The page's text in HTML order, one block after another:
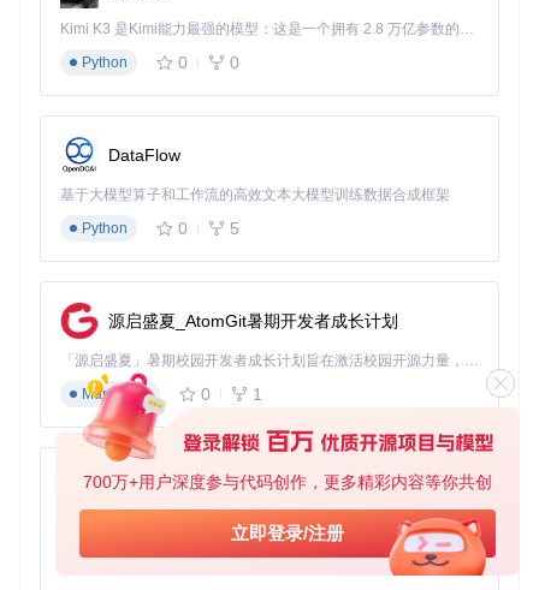
700万+用户深度参与代码创作，更多精彩内容等你共创
立即登录/注册
Kimi K3 是Kimi能力最强的模型：这是一个拥有 2.8 万亿参数的混合专家（MoE）模型，具备原生视觉理解能力，并支持 100 万 token 的上下文窗口。
Python
0 0
DataFlow
基于大模型算子和工作流的高效文本大模型训练数据合成框架
Python
0 5
源启盛夏_AtomGit暑期开发者成长计划
「源启盛夏」暑期校园开发者成长计划旨在激活校园开源力量，通过积分激励、认证扶持、资源倾斜等形式，引导高校组织和开发者完成「入驻 — 建项目 — 做贡献 — 获认证 — 得资源」的完整闭环。无论你是想带领社团入驻平台的组织者，还是希望用代码贡献证明自己的开发者，都能在这里找到属于你的成长路径。
Markdown
0 1
py-xiaozhi
基于Python的Xiaozhi AI，适用于想要完整Xiaozhi体验而无需拥有专用硬件的用户。
Python
0 1